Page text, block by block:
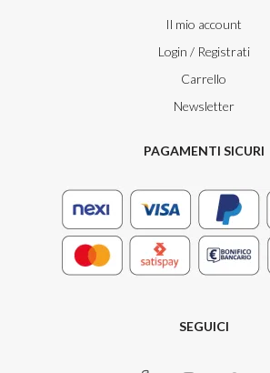
Il mio account
Login / Registrati
Carrello
Newsletter
PAGAMENTI SICURI
SEGUICI